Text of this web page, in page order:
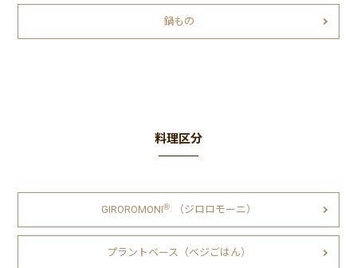
鍋もの
料理区分
GIROROMONIⓇ （ジロロモーニ）
プラントベース（ベジごはん）